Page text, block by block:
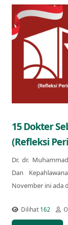
15 Dokter
(Refleksi
Dr. dr.
Dan
November ini ada
Dilihat 162